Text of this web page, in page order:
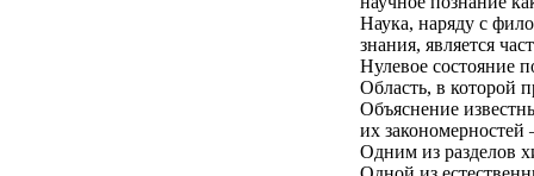
Наука, наряду с
знания, является
Нулевое состояние
Область, в которой
Объяснение
их
Одним из разделов